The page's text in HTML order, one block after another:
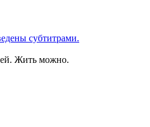
субтитрами.
Жить можно.